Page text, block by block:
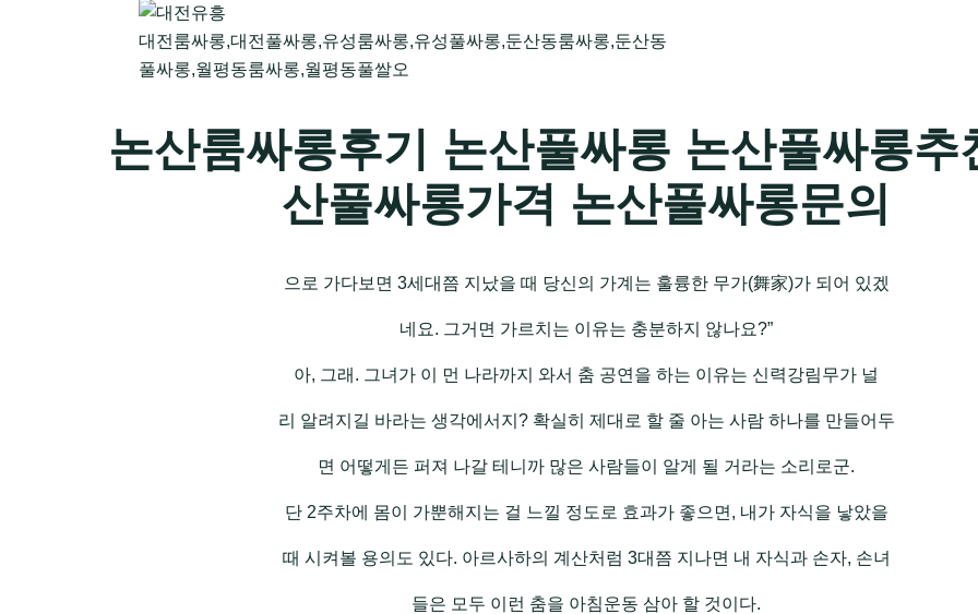
대전룸싸롱,대전풀싸롱,유성룸싸롱,유성풀싸롱,둔산동룸싸롱,둔산동
풀싸롱,월평동룸싸롱,월평동풀쌀오
논산룸싸롱후기 논산풀싸롱 논산풀싸롱추
산풀싸롱가격 논산풀싸롱문의
으로 가다보면 3세대쯤 지났을 때 당신의 가계는 훌륭한 무가(舞家)가 되어 있겠
네요. 그거면 가르치는 이유는 충분하지 않나요?”
아, 그래. 그녀가 이 먼 나라까지 와서 춤 공연을 하는 이유는 신력강림무가 널
리 알려지길 바라는 생각에서지? 확실히 제대로 할 줄 아는 사람 하나를 만들어두
면 어떻게든 퍼져 나갈 테니까 많은 사람들이 알게 될 거라는 소리로군.
단 2주차에 몸이 가뿐해지는 걸 느낄 정도로 효과가 좋으면, 내가 자식을 낳았을
때 시켜볼 용의도 있다. 아르사하의 계산처럼 3대쯤 지나면 내 자식과 손자, 손녀
들은 모두 이런 춤을 아침운동 삼아 할 것이다.